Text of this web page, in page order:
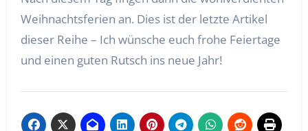
Weihnachtsferien an. Dies ist der letzte Artikel
dieser Reihe – Ich wünsche euch frohe Feiertage
und einen guten Rutsch ins neue Jahr!